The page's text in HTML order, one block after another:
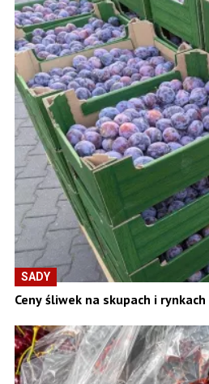
SADY
Ceny śliwek na skupach i